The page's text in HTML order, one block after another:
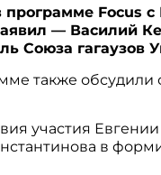
программе Focus с
— Василий
Союза гагаузов
также
участия Евгении
в